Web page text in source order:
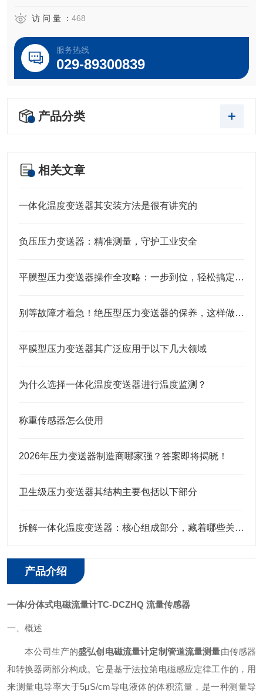
访 问 量 ： 468
服务热线
029-89300839
产品分类
相关文章
一体化温度变送器其安装方法是很有讲究的
负压压力变送器：精准测量，守护工业安全
平膜型压力变送器操作全攻略：一步到位，轻松搞定实操细节
别等故障才着急！绝压型压力变送器的保养，这样做才靠谱
平膜型压力变送器其广泛应用于以下几大领域
为什么选择一体化温度变送器进行温度监测？
称重传感器怎么使用
2026年压力变送器制造商哪家强？答案即将揭晓！
卫生级压力变送器其结构主要包括以下部分
拆解一体化温度变送器：核心组成部分，藏着哪些关键“密码”？
产品介绍
一体/分体式电磁流量计TC-DCZHQ 流量传感器
一、概述
本公司生产的盛弘创电磁流量计定制管道流量测量由传感器
和转换器两部分构成。它是基于法拉第电磁感应定律工作的，用
来测量电导率大于5μS/cm导电液体的体积流量，是一种测量导